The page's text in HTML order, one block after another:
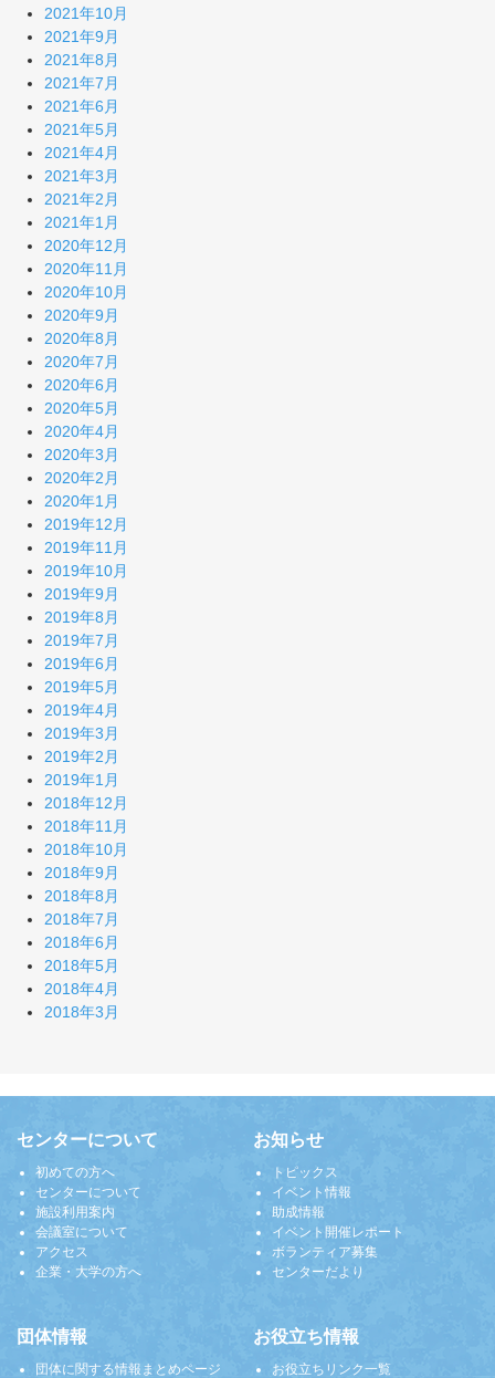
2021年10月
2021年9月
2021年8月
2021年7月
2021年6月
2021年5月
2021年4月
2021年3月
2021年2月
2021年1月
2020年12月
2020年11月
2020年10月
2020年9月
2020年8月
2020年7月
2020年6月
2020年5月
2020年4月
2020年3月
2020年2月
2020年1月
2019年12月
2019年11月
2019年10月
2019年9月
2019年8月
2019年7月
2019年6月
2019年5月
2019年4月
2019年3月
2019年2月
2019年1月
2018年12月
2018年11月
2018年10月
2018年9月
2018年8月
2018年7月
2018年6月
2018年5月
2018年4月
2018年3月
センターについて
初めての方へ
センターについて
施設利用案内
会議室について
アクセス
企業・大学の方へ
お知らせ
トピックス
イベント情報
助成情報
イベント開催レポート
ボランティア募集
センターだより
団体情報
団体に関する情報まとめページ
お役立ち情報
お役立ちリンク一覧